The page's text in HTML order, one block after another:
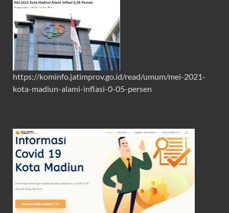
https://kominfo.jatimprov.go.id/read/umum/mei-2021-
kota-madiun-alami-inflasi-0-05-persen